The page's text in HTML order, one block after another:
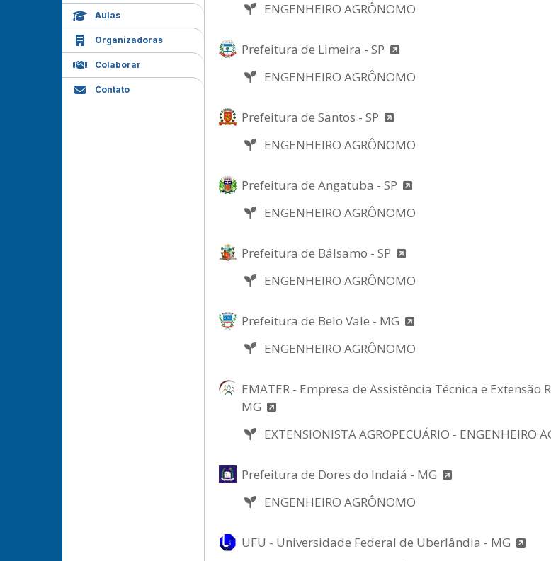
Aulas
Organizadoras
Colaborar
Contato
ENGENHEIRO AGRÔNOMO
Prefeitura de Limeira - SP
ENGENHEIRO AGRÔNOMO
Prefeitura de Santos - SP
ENGENHEIRO AGRÔNOMO
Prefeitura de Angatuba - SP
ENGENHEIRO AGRÔNOMO
Prefeitura de Bálsamo - SP
ENGENHEIRO AGRÔNOMO
Prefeitura de Belo Vale - MG
ENGENHEIRO AGRÔNOMO
EMATER - Empresa de Assistência Técnica e
MG
EXTENSIONISTA AGROPECUÁRIO - ENGENHEIRO
Prefeitura de Dores do Indaiá - MG
ENGENHEIRO AGRÔNOMO
UFU - Universidade Federal de Uberlândia - MG